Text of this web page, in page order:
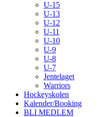
U-15
U-13
U-12
U-11
U-10
U-9
U-8
U-7
Jentelaget
Warriors
Hockeyskolen
Kalender/Booking
BLI MEDLEM